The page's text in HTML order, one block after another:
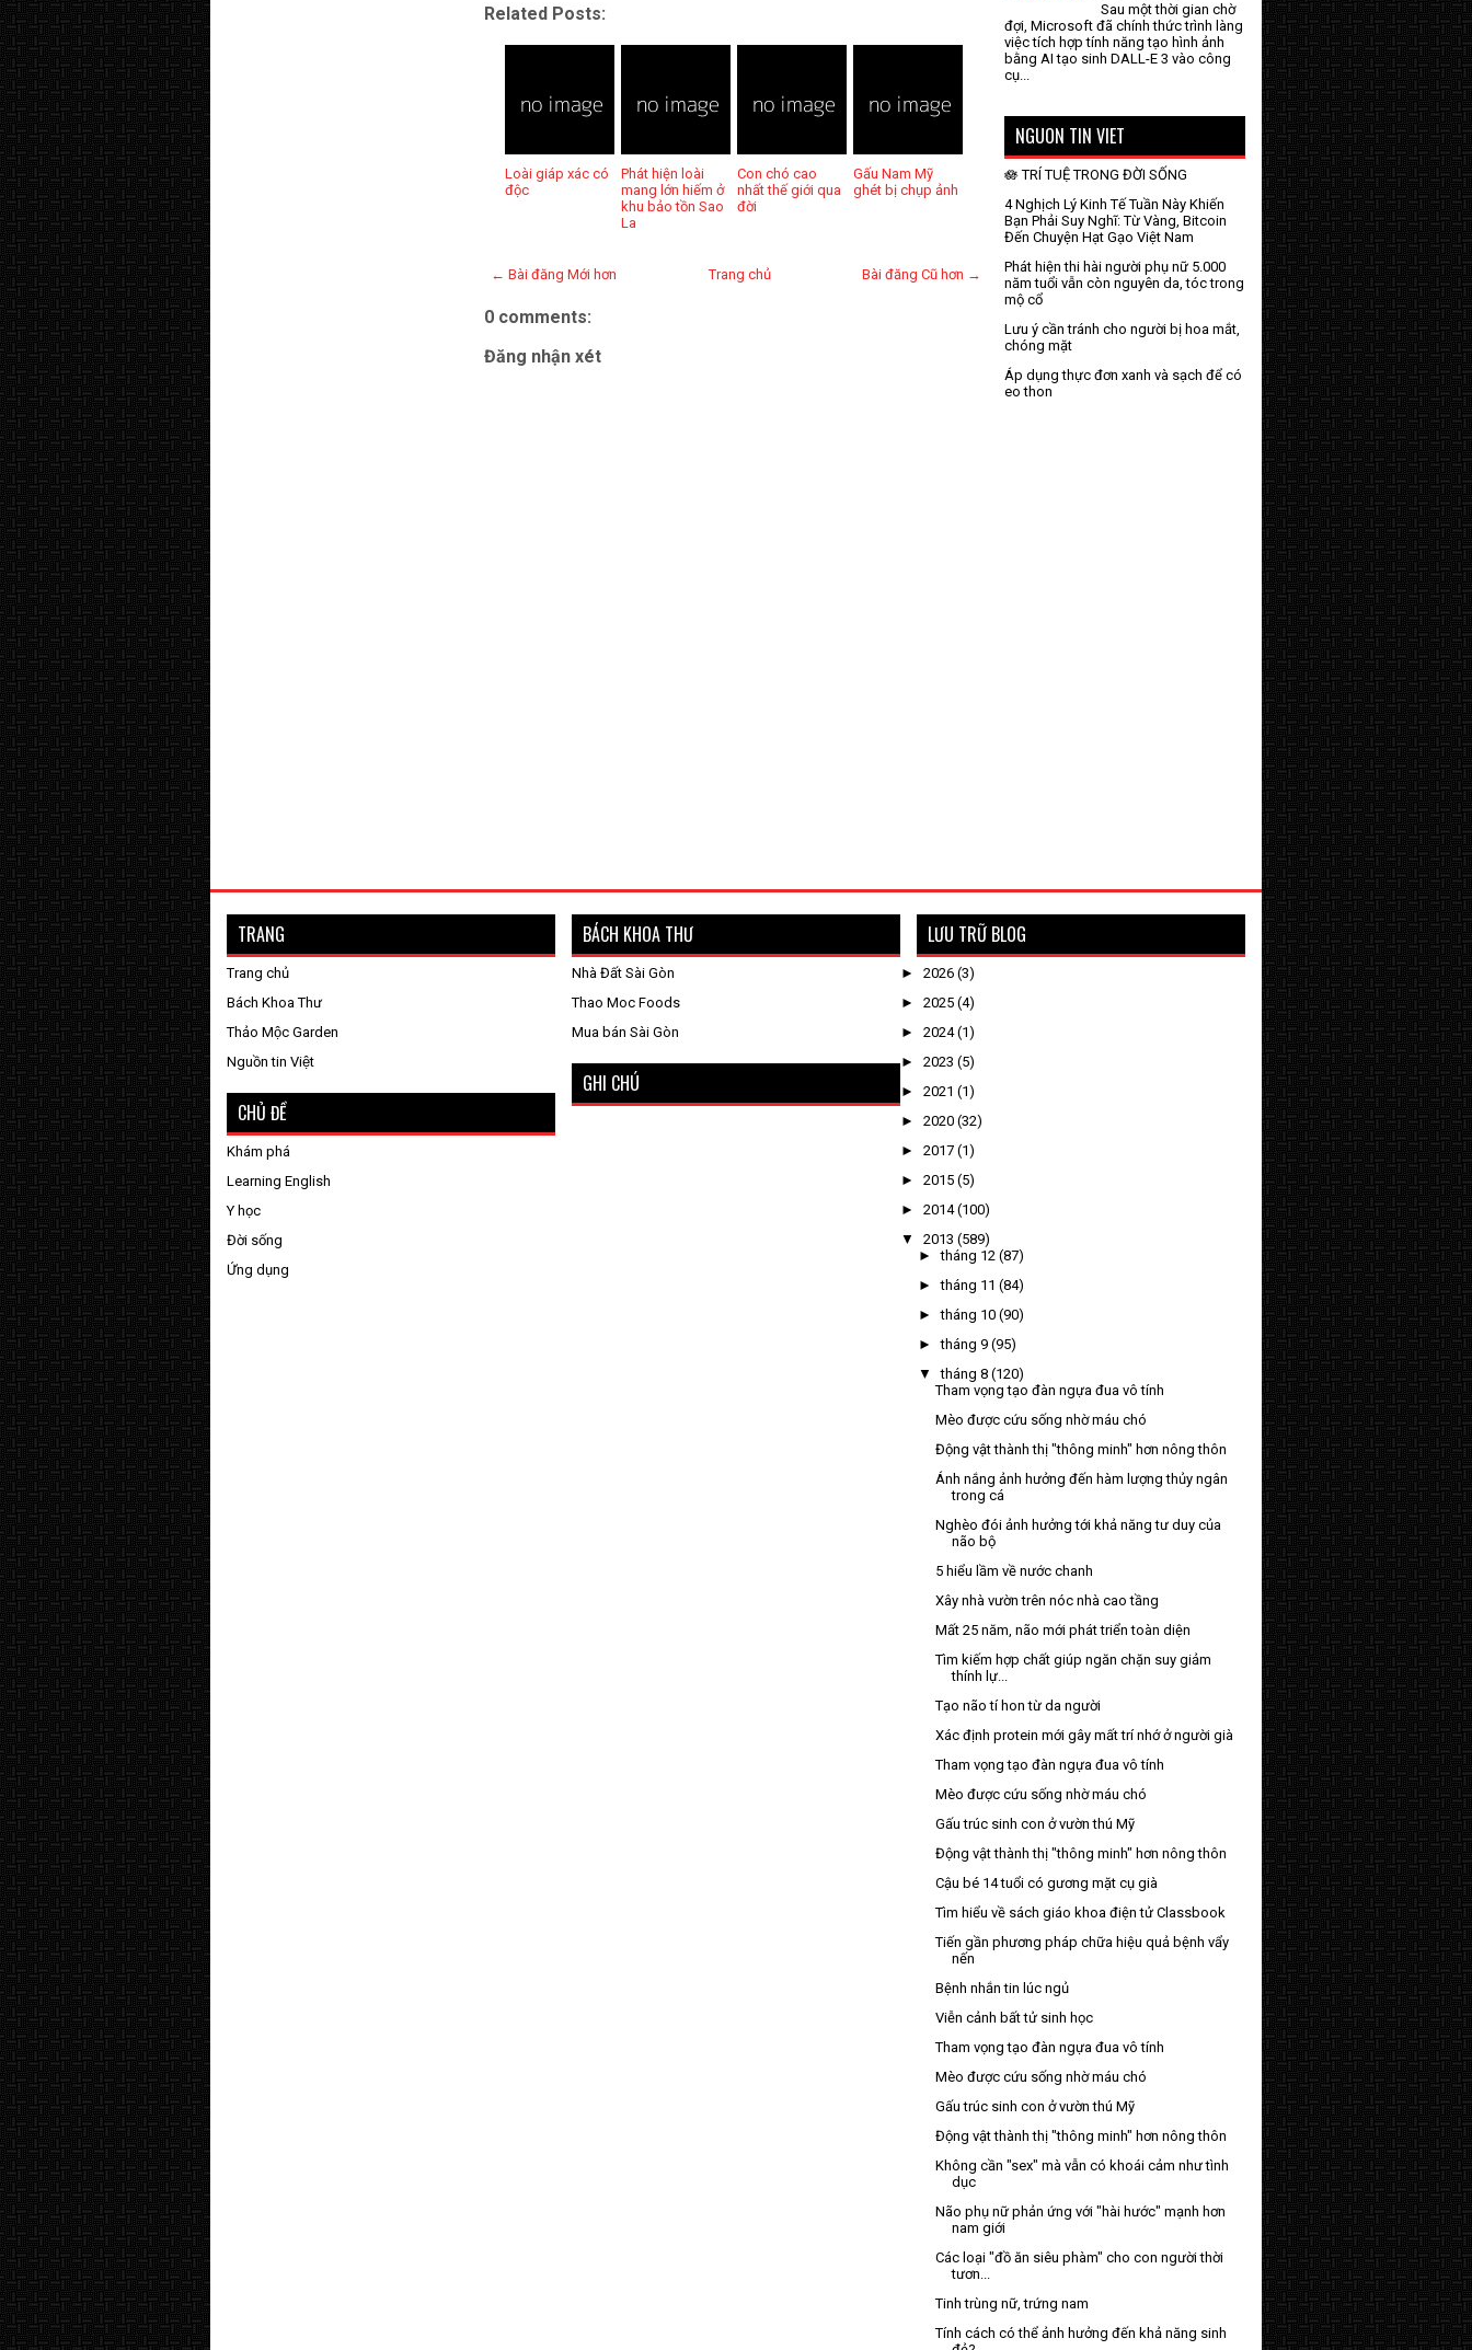
Related Posts:
Loài giáp xác có
độc
Phát hiện loài
mang lớn hiếm ở
khu bảo tồn Sao
La
Con chó cao
nhất thế giới qua
đời
Gấu Nam Mỹ
ghét bị chụp ảnh
← Bài đăng Mới hơn Bài đăng Cũ hơn →
Trang chủ
0 comments:
Đăng nhận xét
Sau một thời gian chờ
đợi, Microsoft đã chính thức trình làng
việc tích hợp tính năng tạo hình ảnh
bằng AI tạo sinh DALL-E 3 vào công
cụ...
NGUON TIN VIET
🪷 TRÍ TUỆ TRONG ĐỜI SỐNG
4 Nghịch Lý Kinh Tế Tuần Này Khiến
Bạn Phải Suy Nghĩ: Từ Vàng, Bitcoin
Đến Chuyện Hạt Gạo Việt Nam
Phát hiện thi hài người phụ nữ 5.000
năm tuổi vẫn còn nguyên da, tóc trong
mộ cổ
Lưu ý cần tránh cho người bị hoa mắt,
chóng mặt
Áp dụng thực đơn xanh và sạch để có
eo thon
TRANG
Trang chủ
Bách Khoa Thư
Thảo Mộc Garden
Nguồn tin Việt
CHỦ ĐỀ
Khám phá
Learning English
Y học
Đời sống
Ứng dụng
BÁCH KHOA THƯ
Nhà Đất Sài Gòn
Thao Moc Foods
Mua bán Sài Gòn
GHI CHÚ
LƯU TRỮ BLOG
► 2026 (3)
► 2025 (4)
► 2024(1)
► 2023 (5)
► 2021 (1)
► 2020 (32)
► 2017 (1)
► 2015 (5)
► 2014(100)
▼ 2013 (589)
►tháng 12 (87)
►tháng 11 (84)
►tháng 10 (90)
►tháng 9 (95)
▼tháng 8 (120)
Tham vọng tạo đàn ngựa đua vô tính
Mèo được cứu sống nhờ máu chó
Động vật thành thị "thông minh" hơn nông thôn
Ánh nắng ảnh hưởng đến hàm lượng thủy ngân
trong cá
Nghèo đói ảnh hưởng tới khả năng tư duy của
não bộ
5 hiểu lầm về nước chanh
Xây nhà vườn trên nóc nhà cao tầng
Mất 25 năm, não mới phát triển toàn diện
Tìm kiếm hợp chất giúp ngăn chặn suy giảm
thính lự...
Tạo não tí hon từ da người
Xác định protein mới gây mất trí nhớ ở người già
Tham vọng tạo đàn ngựa đua vô tính
Mèo được cứu sống nhờ máu chó
Gấu trúc sinh con ở vườn thú Mỹ
Động vật thành thị "thông minh" hơn nông thôn
Cậu bé 14 tuổi có gương mặt cụ già
Tìm hiểu về sách giáo khoa điện tử Classbook
Tiến gần phương pháp chữa hiệu quả bệnh vẩy
nến
Bệnh nhắn tin lúc ngủ
Viễn cảnh bất tử sinh học
Tham vọng tạo đàn ngựa đua vô tính
Mèo được cứu sống nhờ máu chó
Gấu trúc sinh con ở vườn thú Mỹ
Động vật thành thị "thông minh" hơn nông thôn
Không cần "sex" mà vẫn có khoái cảm như tình
dục
Não phụ nữ phản ứng với "hài hước" mạnh hơn
nam giới
Các loại "đồ ăn siêu phàm" cho con người thời
tươn...
Tinh trùng nữ, trứng nam
Tính cách có thể ảnh hưởng đến khả năng sinh